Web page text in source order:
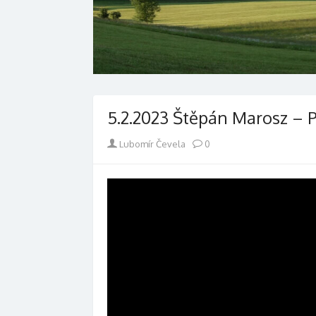
5.2.2023 Štěpán Marosz –
Author
Lubomír Čevela 0